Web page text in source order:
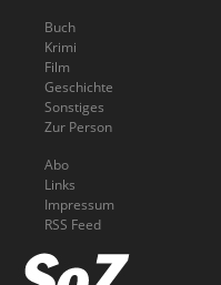
Buch
Krimi
Film
Geschichte
Sonstiges
Zur Person
Abo
Links
Impressum
RSS Feed